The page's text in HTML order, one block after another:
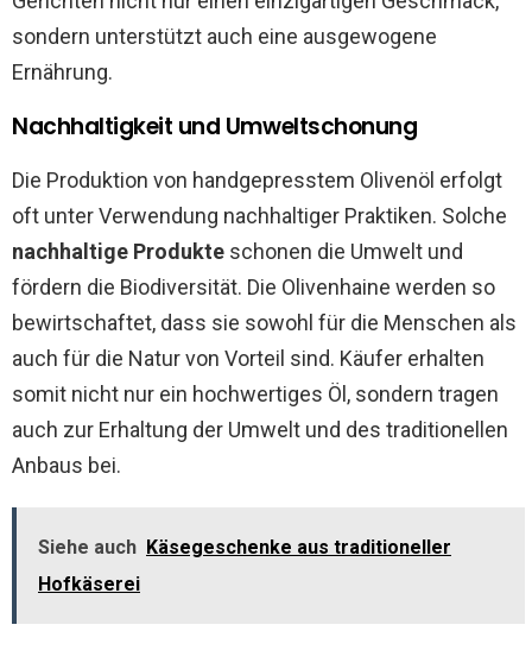
sondern unterstützt auch eine ausgewogene
Ernährung.
Nachhaltigkeit und Umweltschonung
Die Produktion von handgepresstem Olivenöl erfolgt
oft unter Verwendung nachhaltiger Praktiken. Solche
nachhaltige Produkte schonen die Umwelt und
fördern die Biodiversität. Die Olivenhaine werden so
bewirtschaftet, dass sie sowohl für die Menschen als
auch für die Natur von Vorteil sind. Käufer erhalten
somit nicht nur ein hochwertiges Öl, sondern tragen
auch zur Erhaltung der Umwelt und des traditionellen
Anbaus bei.
Siehe auch Käsegeschenke aus traditioneller
Hofkäserei